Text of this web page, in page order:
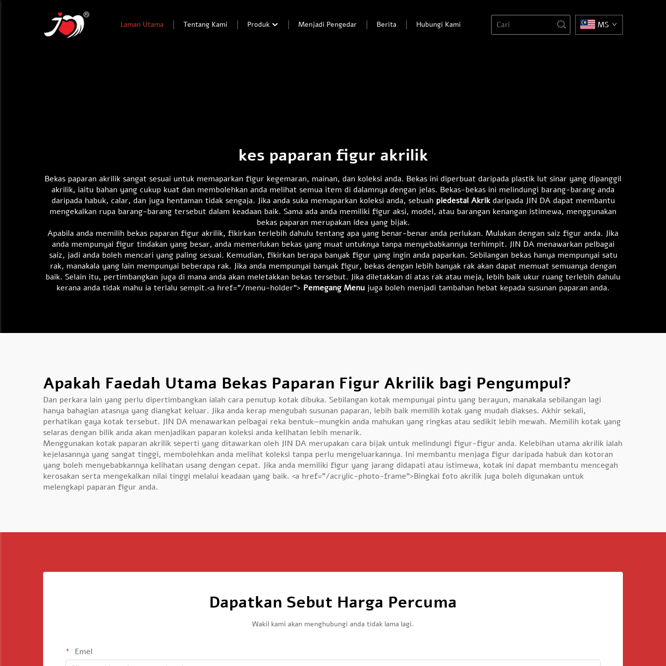
Laman Utama Tentang Kami Produk Menjadi Pengedar Berita Hubungi Kami MS
kes paparan figur akrilik
Bekas paparan akrilik sangat sesuai untuk memaparkan figur kegemaran, mainan, dan koleksi anda. Bekas ini diperbuat daripada plastik lut sinar yang dipanggil
akrilik, iaitu bahan yang cukup kuat dan membolehkan anda melihat semua item di dalamnya dengan jelas. Bekas-bekas ini melindungi barang-barang anda
daripada habuk, calar, dan juga hentaman tidak sengaja. Jika anda suka memaparkan koleksi anda, sebuah piedestal Akrikdaripada JIN DA dapat membantu
mengekalkan rupa barang-barang tersebut dalam keadaan baik. Sama ada anda memiliki figur aksi, model, atau barangan kenangan istimewa, menggunakan
bekas paparan merupakan idea yang bijak.
Apabila anda memilih bekas paparan figur akrilik, fikirkan terlebih dahulu tentang apa yang benar-benar anda perlukan. Mulakan dengan saiz figur anda. Jika
anda mempunyai figur tindakan yang besar, anda memerlukan bekas yang muat untuknya tanpa menyebabkannya terhimpit. JIN DA menawarkan pelbagai
saiz, jadi anda boleh mencari yang paling sesuai. Kemudian, fikirkan berapa banyak figur yang ingin anda paparkan. Sebilangan bekas hanya mempunyai satu
rak, manakala yang lain mempunyai beberapa rak. Jika anda mempunyai banyak figur, bekas dengan lebih banyak rak akan dapat memuat semuanya dengan
baik. Selain itu, pertimbangkan juga di mana anda akan meletakkan bekas tersebut. Jika diletakkan di atas rak atau meja, lebih baik ukur ruang terlebih dahulu
kerana anda tidak mahu ia terlalu sempit.<a href="/menu-holder"> Pemegang Menu juga boleh menjadi tambahan hebat kepada susunan paparan anda.
Apakah Faedah Utama Bekas Paparan Figur Akrilik bagi Pengumpul?
Dan perkara lain yang perlu dipertimbangkan ialah cara penutup kotak dibuka. Sebilangan kotak mempunyai pintu yang berayun, manakala sebilangan lagi
hanya bahagian atasnya yang diangkat keluar. Jika anda kerap mengubah susunan paparan, lebih baik memilih kotak yang mudah diakses. Akhir sekali,
perhatikan gaya kotak tersebut. JIN DA menawarkan pelbagai reka bentuk—mungkin anda mahukan yang ringkas atau sedikit lebih mewah. Memilih kotak yang
selaras dengan bilik anda akan menjadikan paparan koleksi anda kelihatan lebih menarik.
Menggunakan kotak paparan akrilik seperti yang ditawarkan oleh JIN DA merupakan cara bijak untuk melindungi figur-figur anda. Kelebihan utama akrilik ialah
kejelasannya yang sangat tinggi, membolehkan anda melihat koleksi tanpa perlu mengeluarkannya. Ini membantu menjaga figur daripada habuk dan kotoran
yang boleh menyebabkannya kelihatan usang dengan cepat. Jika anda memiliki figur yang jarang didapati atau istimewa, kotak ini dapat membantu mencegah
kerosakan serta mengekalkan nilai tinggi melalui keadaan yang baik. <a href="/acrylic-photo-frame">Bingkai foto akrilik juga boleh digunakan untuk
melengkapi paparan figur anda.
Dapatkan Sebut Harga Percuma
Wakil kami akan menghubungi anda tidak lama lagi.
Emel